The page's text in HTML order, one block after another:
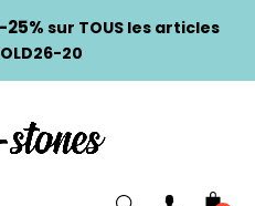
-25% sur TOUS les articles
20